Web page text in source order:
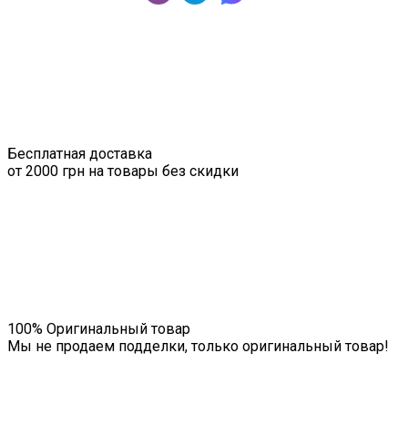
Бесплатная доставка
от 2000 грн на товары без скидки
100% Оригинальный товар
Мы не продаем подделки, только оригинальный товар!